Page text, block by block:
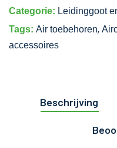
Categorie: Leidinggoot
Tags: Air toebehoren,
accessoires
Beschrijving